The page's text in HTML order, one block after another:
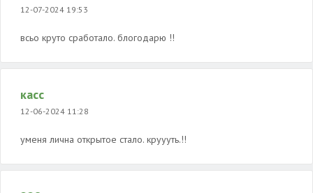
12-07-2024 19:53
всьо круто сработало. блогодарю !!
касс
12-06-2024 11:28
уменя лична открытое стало. круууть.!!